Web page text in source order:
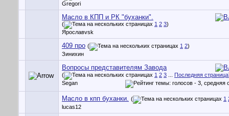
Gregori
Масло в КПП и РК "буханки".
( 1 2 3)
Ярославvsk
409 про ( 1 2)
Зинихин
Вопросы представителям Завода
( 1 2 3 Последняя страница
Segan
Масло в кпп буханки. ( 1
lucas12